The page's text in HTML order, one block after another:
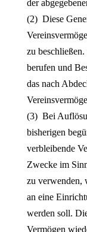
der
(2) Diese
zu
berufen und
das nach
(3) Bei
bisherigen
verbleibende
Zwecke im
zu verwenden,
an eine
werden soll.
Vermögen